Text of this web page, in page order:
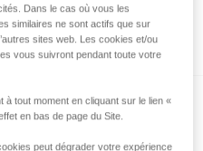
usages ?
Dans le cas où vous les
similaires ne sont actifs que sur
sites web. Les cookies et/ou
vous suivront pendant toute votre
tout moment en cliquant sur le lien «
en bas de page du Site.
peut dégrader votre expérience